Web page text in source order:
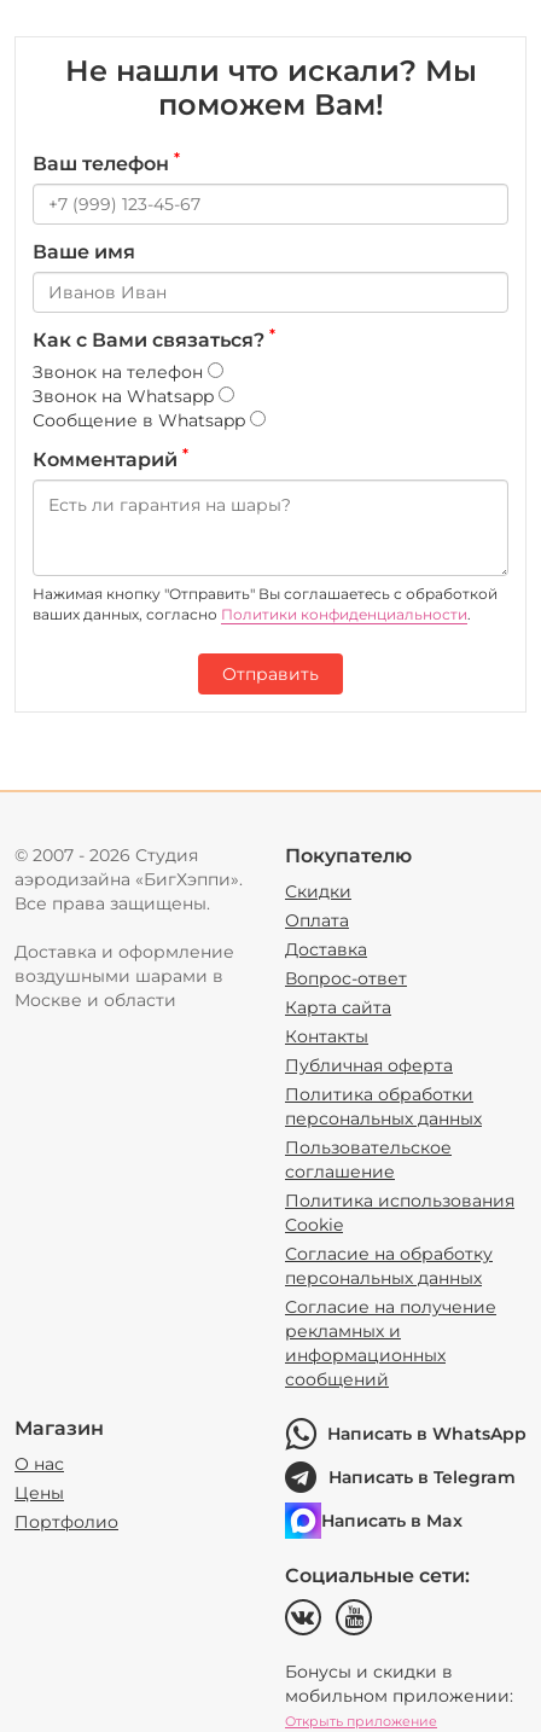
Не нашли что искали? Мы
поможем Вам!
Ваш телефон *
Ваше имя
Как с Вами связаться? *
Звонок на телефон
Звонок на Whatsapp
Сообщение в Whatsapp
Комментарий *
Нажимая кнопку "Отправить" Вы соглашаетесь c обработкой
ваших данных, согласно Политики конфиденциальности.
Отправить
© 2007 - 2026 Студия
аэродизайна «БигХэппи».
Все права защищены.
Доставка и оформление
воздушными шарами в
Москве и области
Покупателю
Скидки
Оплата
Доставка
Вопрос-ответ
Карта сайта
Контакты
Публичная оферта
Политика обработки
персональных данных
Пользовательское
соглашение
Политика использования
Cookie
Согласие на обработку
персональных данных
Согласие на получение
рекламных и
информационных
сообщений
Магазин
О нас
Цены
Портфолио
Написать в WhatsApp
Написать в Telegram
Написать в Max
Социальные сети:
Бонусы и скидки в
мобильном приложении:
Открыть приложение